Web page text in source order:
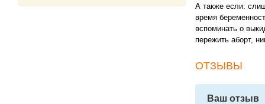
А также если:
время
вспоминать о
пережить аборт,
ОТЗЫВЫ
Ваш отзыв